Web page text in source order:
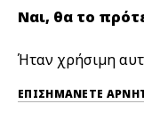
Ναι, θα το
Ήταν χρήσιμη